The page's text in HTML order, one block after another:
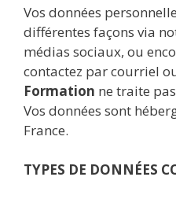
Vos données
différentes façons via
médias sociaux, ou
contactez par courriel
Formation ne traite
Vos données sont
France.
TYPES DE DONNÉES